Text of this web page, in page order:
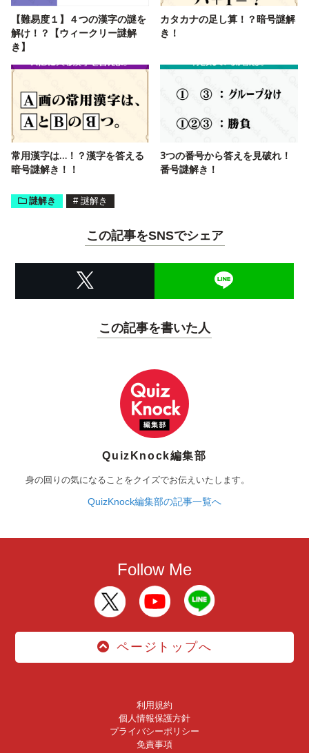
【難易度１】４つの漢字の謎を
解け！？【ウィークリー謎解
き】
カタカナの足し算！？暗号謎解
き！
常用漢字は…！？漢字を答える
暗号謎解き！！
3つの番号から答えを見破れ！
番号謎解き！
謎解き # 謎解き
この記事をSNSでシェア
この記事を書いた人
QuizKnock編集部
身の回りの気になることをクイズでお伝えいたします。
QuizKnock編集部の記事一覧へ
Follow Me
ページトップへ
利用規約
個人情報保護方針
プライバシーポリシー
免責事項